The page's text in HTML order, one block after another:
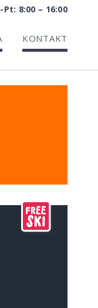
Pt: 8:00 – 16:00
KONTAKT